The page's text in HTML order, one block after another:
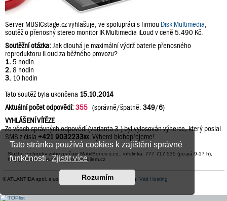
Tato stránka používá cookies k zajištění správné
funkčnosti.Zjistit více
Rozumím
Server MUSICstage.cz vyhlašuje, ve spolupráci s firmou Disk Multimedia,
soutěž o přenosný stereo monitor IK Multimedia iLoud v ceně 5.490 Kč.
Soutěžní otázka: Jak dlouhá je maximální výdrž baterie přenosného
reproduktoru iLoud za běžného provozu?
1. 5 hodin
2. 8 hodin
3. 10 hodin
Tato soutěž byla ukončena 15.10.2014
Aktuální počet odpovědí:355 (správně/špatně: 349/6)
VYHLÁŠENÍ VÍTĚZE
Ze všech správných odpovědí (varianta 3.) byl vylosován výherce, který poslal
SMS z čísla +421 9032233xx. Výherci blohopřejeme!
Službu technicky zabezpečuje MobilBonus s.r.o., infolinka: 777 717 535 (po-pá 9-17 h),
help@mobilbonus.cz, www.platmobilem.cz
© ATLANTIDA spol. s r.o. | Kontaktní údaje| Hosting: Váš Hosting